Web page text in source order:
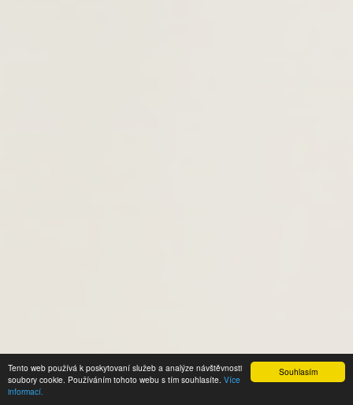
Souhlasím
Tento web používá k poskytovaní služeb a analýze návštěvnosti
soubory cookie. Používáním tohoto webu s tím souhlasíte. Více
informací.